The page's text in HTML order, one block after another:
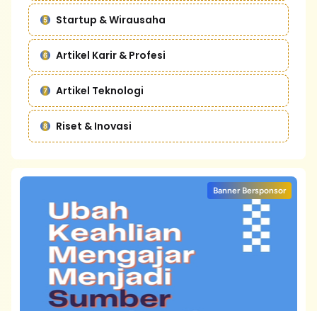
Startup & Wirausaha
Artikel Karir & Profesi
Artikel Teknologi
Riset & Inovasi
Banner Bersponsor